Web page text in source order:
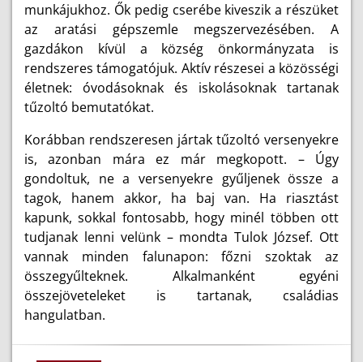
munkájukhoz. Ők pedig cserébe kiveszik a részüket
az aratási gépszemle megszervezésében. A
gazdákon kívül a község önkormányzata is
rendszeres támogatójuk. Aktív részesei a közösségi
életnek: óvodásoknak és iskolásoknak tartanak
tűzoltó bemutatókat.
Korábban rendszeresen jártak tűzoltó versenyekre
is, azonban mára ez már megkopott. – Úgy
gondoltuk, ne a versenyekre gyűljenek össze a
tagok, hanem akkor, ha baj van. Ha riasztást
kapunk, sokkal fontosabb, hogy minél többen ott
tudjanak lenni velünk – mondta Tulok József. Ott
vannak minden falunapon: főzni szoktak az
összegyűlteknek. Alkalmanként egyéni
összejöveteleket is tartanak, családias
hangulatban.